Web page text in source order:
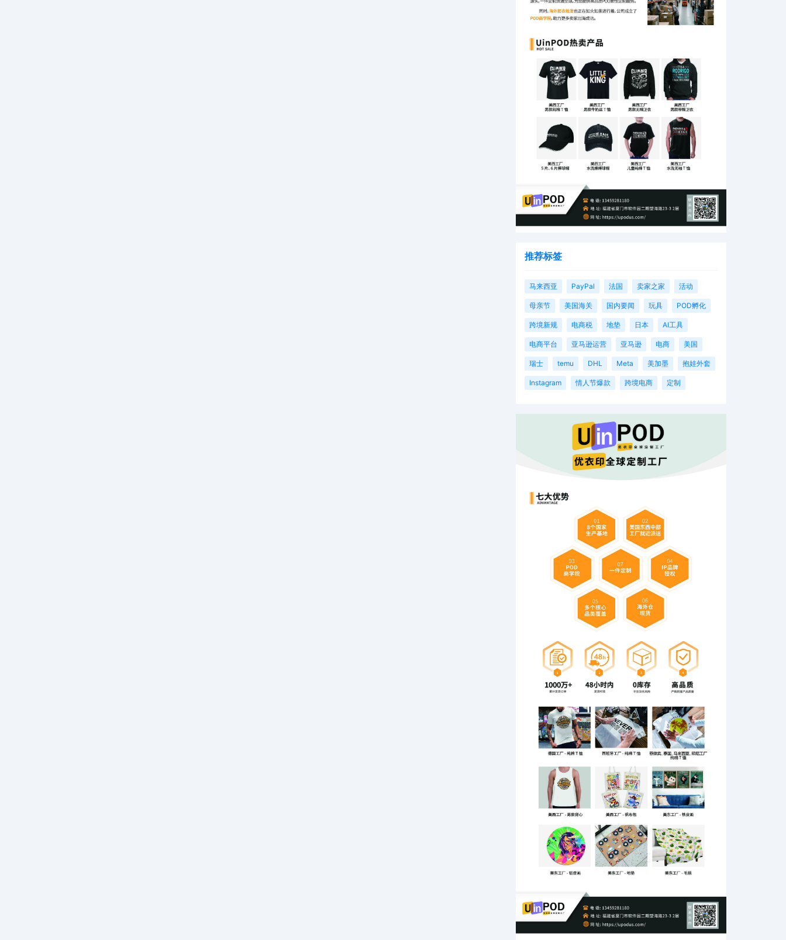
推荐标签
马来西亚 PayPal 法国 卖家之家 活动
母亲节 美国海关 国内要闻 玩具 POD孵化
跨境新规 电商税 地垫 日本 AI工具
电商平台 亚马逊运营 亚马逊 电商 美国
瑞士 temu DHL Meta 美加墨 抱娃外套
Instagram 情人节爆款 跨境电商 定制